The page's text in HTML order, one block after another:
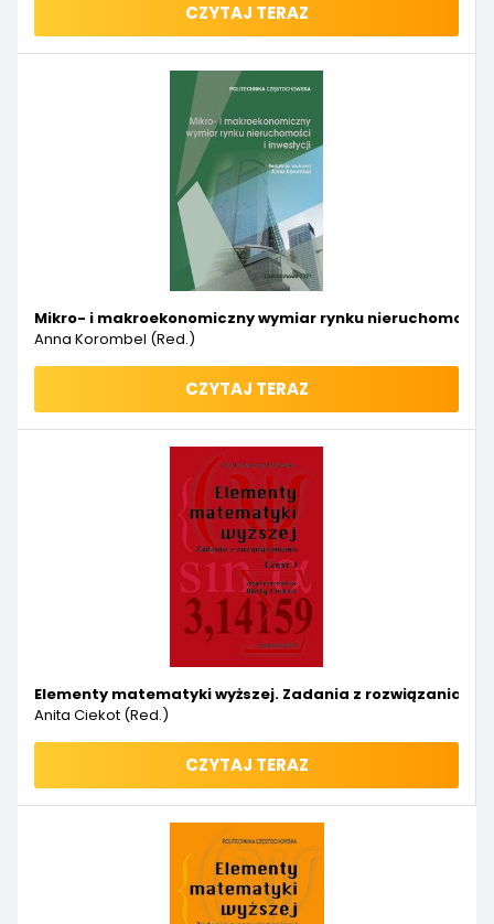
CZYTAJ TERAZ
Mikro- i makroekonomiczny wymiar rynku nieruchomości
Anna Korombel (red.)
CZYTAJ TERAZ
Elementy matematyki wyższej. Zadania z rozwiązaniami.
Anita Ciekot (red.)
CZYTAJ TERAZ